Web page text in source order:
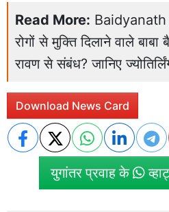
Read More:
रोगों से मुक्ति दिलाने वाले बाबा
रावण से संबंध? जानिए
Download News Card
युगांतर प्रवाह के